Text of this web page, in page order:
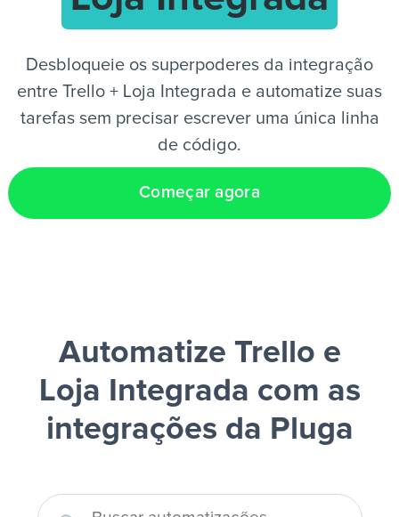
Desbloqueie os superpoderes da integração
entre Trello + Loja Integrada e automatize suas
tarefas sem precisar escrever uma única linha
de código.
Começar agora
Automatize Trello e
Loja Integrada com as
integrações da Pluga